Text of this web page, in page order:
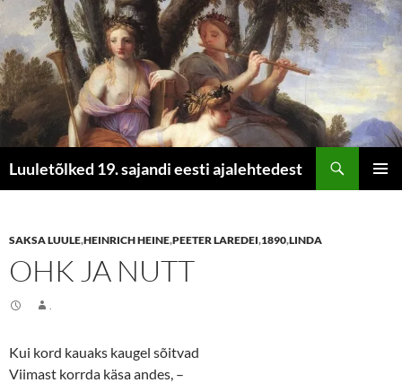
Luuletõlked 19. sajandi eesti ajalehtedest
SAKSA LUULE,HEINRICH HEINE,PEETER LAREDEI,1890,LINDA
OHK JA NUTT
Kui kord kauaks kaugel sõitvad
Viimast korrda käsa andes, –